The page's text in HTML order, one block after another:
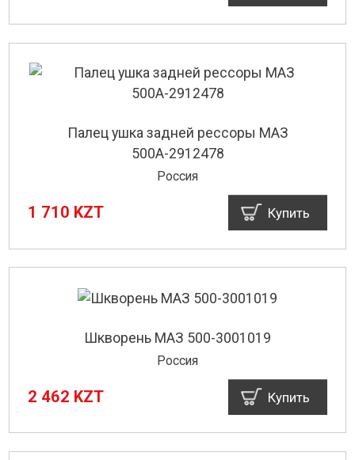
Палец ушка задней рессоры МАЗ
500А-2912478
Россия
1 710 KZT Купить
Шкворень МАЗ 500-3001019
Россия
2 462 KZT Купить